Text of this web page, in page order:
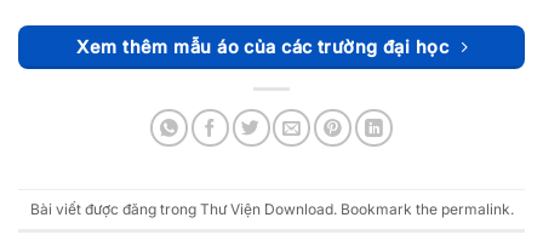
Xem thêm mẫu áo của các trường đại học
Bài viết được đăng trong Thư Viện Download. Bookmark the permalink.